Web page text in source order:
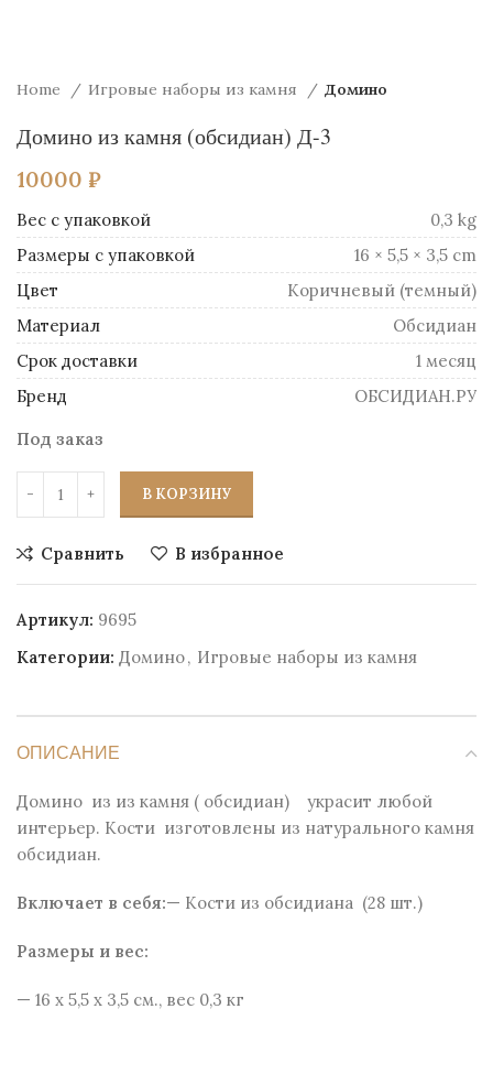
Home Игровые наборы из камня Домино
Домино из камня (обсидиан) Д-3
10000 ₽
Вес
0,3 kg
Размеры
16 × 5,5 × 3,5 cm
Цвет
Коричневый (темный)
Материал
Обсидиан
Срок доставки
1 месяц
Бренд
ОБСИДИАН.РУ
Под заказ
В КОРЗИНУ
Сравнить В избранное
Артикул: 9695
Категории: Домино, Игровые наборы из камня
ОПИСАНИЕ
Домино из из камня ( обсидиан) украсит любой
интерьер. Кости изготовлены из натурального камня
обсидиан.
Включает в себя:— Кости из обсидиана (28 шт.)
Размеры и веc:
— 16 х 5,5 х 3,5 см., вес 0,3 кг